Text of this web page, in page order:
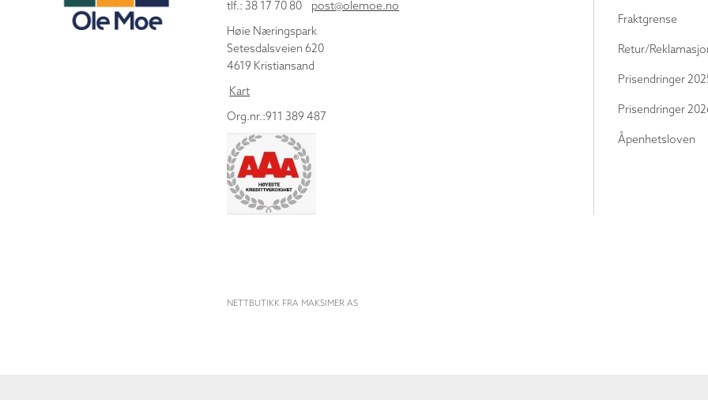
tlf.: 38 17 70 80 post@olemoe.no
Høie Næringspark
Setesdalsveien 620
4619 Kristiansand
Kart
Org.nr.:911 389 487
Fraktgrense
Retur/
Prisendringer
Prisendringer
Åpenhetsloven
NETTBUTIKK FRA MAKSIMER AS